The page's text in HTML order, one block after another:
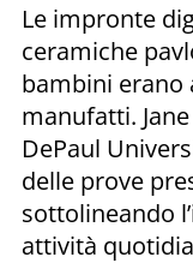
Le impronte
ceramiche
bambini erano
manufatti.
DePaul
delle prove
sottolineando
attività